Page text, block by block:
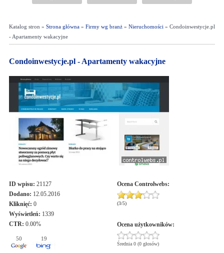
Katalog stron » Strona główna» Firmy wg branż» Nieruchomości » Condoinwestycje.pl
- Apartamenty wakacyjne
Condoinwestycje.pl - Apartamenty wakacyjne
ID wpisu: 21127
Dodano: 12.05.2016
Kliknięć: 0
Wyświetleń: 1339
CTR: 0.00%
50 19
Ocena Controlwebs:
(3/5)
Ocena użytkowników:
Średnia 0 (0 głosów)